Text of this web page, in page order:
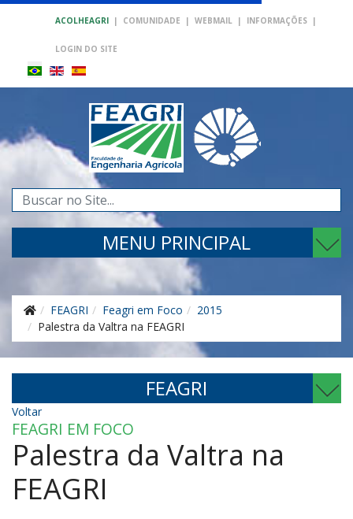
ACOLHEAGRI | COMUNIDADE | WEBMAIL | INFORMAÇÕES |
LOGIN DO SITE
Pesquisar...
MENU PRINCIPAL
FEAGRI Feagri em Foco
2015
Palestra da Valtra na FEAGRI
FEAGRI
Voltar
FEAGRI EM FOCO
Palestra da Valtra na
FEAGRI